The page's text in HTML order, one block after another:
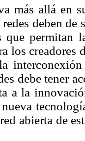
más allá en
deben
que permitan
los
debe tener
a la
abierta de